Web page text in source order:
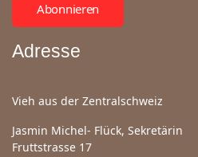
Adresse
Vieh aus der Zentralschweiz
Jasmin Michel- Flück, Sekretärin
Fruttstrasse 17
Abonnieren